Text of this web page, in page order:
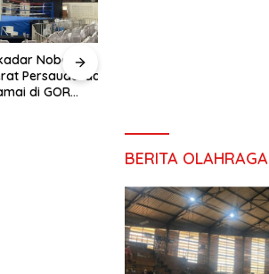
Nobar:
Persaudaraan
di GOR
BERITA OLAHRAGA